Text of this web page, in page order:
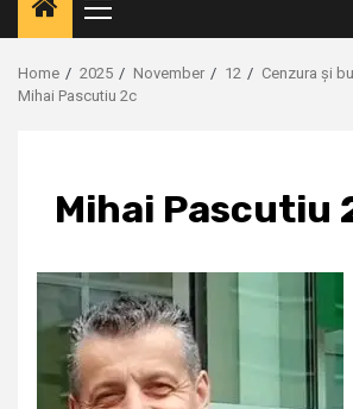
Primary
Menu
Home 2025 November 12
Cenzura și
Mihai Pascutiu 2c
Mihai Pascutiu